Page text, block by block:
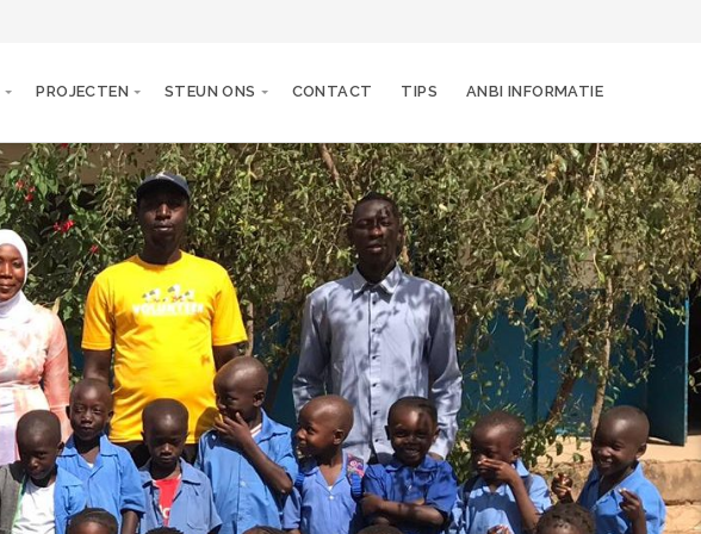
PROJECTEN STEUN ONS CONTACT TIPS ANBI INFORMATIE